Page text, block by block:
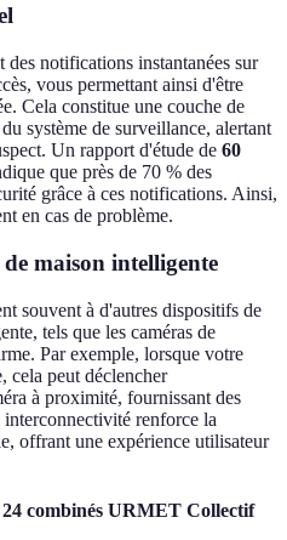
des notifications instantanées sur
vous permettant ainsi d'être
Cela constitue une couche de
système de surveillance, alertant
Un rapport d'étude de 60
que près de 70 % des
grâce à ces notifications. Ainsi,
en cas de problème.
maison intelligente
souvent à d'autres dispositifs de
tels que les caméras de
Par exemple, lorsque votre
cela peut déclencher
à proximité, fournissant des
renforce la
offrant une expérience utilisateur
combinés URMET Collectif